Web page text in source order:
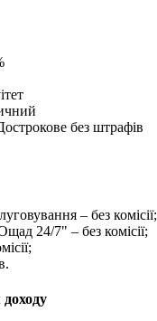
без штрафів
– без комісії;
24/7" – без комісії;